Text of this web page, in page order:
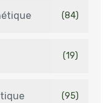
(84)
(19)
(95)